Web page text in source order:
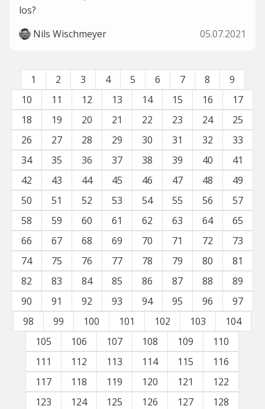
los?
Nils Wischmeyer
05.07.2021
1 2 3 4 5 6 7 8
9
10
11 12 13 14 15 16
17
18
19 20 21 22 23 24
25
26
27 28 29 30 31 32
33
34
35 36 37 38 39 40
41
42
43 44 45 46 47 48
49
50
51 52 53 54 55 56
57
58
59 60 61 62 63 64
65
66
67 68 69 70 71 72
73
74
75 76 77 78 79 80
81
82
83 84 85 86 87 88
89
90
91 92 93 94 95 96
97
98
99 100 101 102 103
104
105
106 107 108 109
110
111
112 113 114 115
116
117
118 119 120 121
122
123
124 125 126 127
128